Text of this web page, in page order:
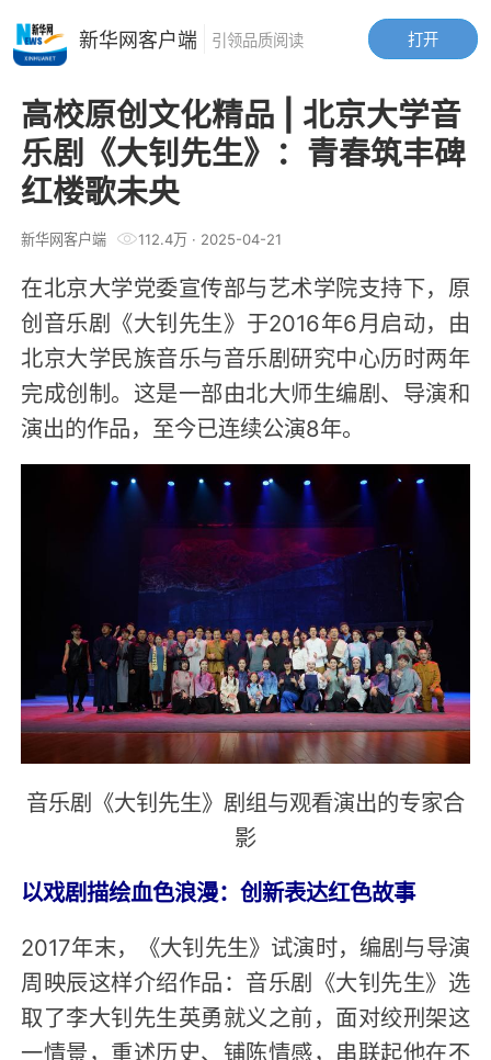
高校原创文化精品 | 北京大学音
乐剧《大钊先生》：青春筑丰碑
红楼歌未央
新华网客户端 112.4万· 2025-04-21
在北京大学党委宣传部与艺术学院支持下，原
创音乐剧《大钊先生》于2016年6月启动，由
北京大学民族音乐与音乐剧研究中心历时两年
完成创制。这是一部由北大师生编剧、导演和
演出的作品，至今已连续公演8年。
音乐剧《大钊先生》剧组与观看演出的专家合
影
以戏剧描绘血色浪漫：创新表达红色故事
2017年末，《大钊先生》试演时，编剧与导演
周映辰这样介绍作品：音乐剧《大钊先生》选
取了李大钊先生英勇就义之前，面对绞刑架这
一情景，重述历史、铺陈情感，串联起他在不
打开
新华网客户端 引领品质阅读